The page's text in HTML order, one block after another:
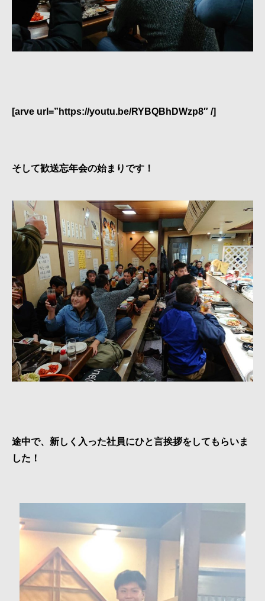
[arve url=”https://youtu.be/RYBQBhDWzp8″ /]
そして歓送忘年会の始まりです！
途中で、新しく入った社員にひと言挨拶をしてもらいま
した！